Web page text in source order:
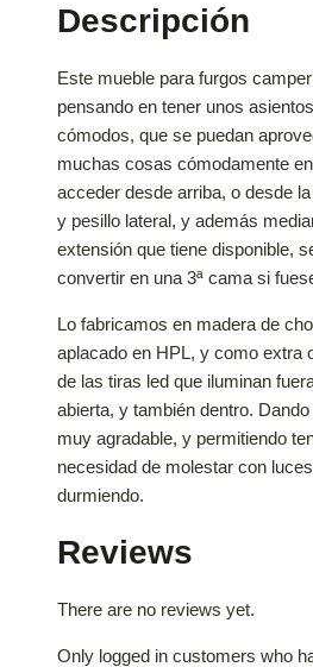
Descripción
Este mueble para furgos
pensando en tener unos
cómodos, que se puedan
muchas cosas cómodamente
acceder desde arriba, o desde
y pesillo lateral, y además
extensión que tiene disponible,
convertir en una 3ª cama si
Lo fabricamos en madera de
aplacado en HPL, y como extra
de las tiras led que iluminan
abierta, y también dentro.
muy agradable, y permitiendo
necesidad de molestar con
durmiendo.
Reviews
There are no reviews yet.
Only logged in customers who